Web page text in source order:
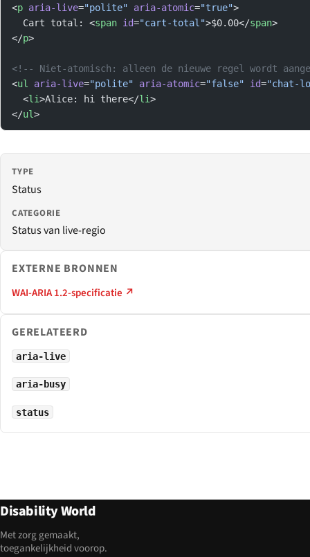
<p aria-live="polite" aria-atomic="true">
  Cart total: <
span id="cart-total">$0.00</span>
</p>
<!-- Niet-atomisch: alleen de nieuwe regel wordt
<ul aria-live="polite" aria-atomic="false" id="chat-
  <
li>Alice: hi there</li>
</ul>
TYPE
Status
CATEGORIE
Status van live-regio
EXTERNE BRONNEN
WAI-ARIA 1.2-specificatie ↗
GERELATEERD
aria-live
aria-busy
status
Disability World
Met zorg gemaakt,
toegankelijkheid voorop.